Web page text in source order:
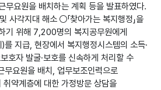
무요원을 배치하는 계획 등을 발표하였다.
사각지대 해소 ○「찾아가는 복지행정」을
기 위해 7,200명의 복지공무원에게
를 지급, 현장에서 복지행정시스템의 소득·
호자 발굴·보호를 신속하게 처리할 수
요원을 배치, 업무보조인력으로
약계층에 대한 가정방문 상담을